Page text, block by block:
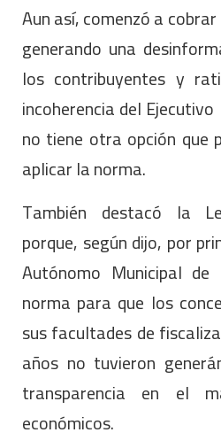
Aun así, comenzó a
generando una
los contribuyentes y
incoherencia del
no tiene otra opción que
aplicar la norma.
También destacó la
porque, según dijo, por
Autónomo Municipal
norma para que los
sus facultades de
años no tuvieron
transparencia en el
económicos.